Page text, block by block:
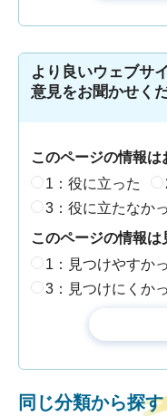
より良いウェブサ
意見をお聞かせく
このページの情報は
1：役に立った
3：役に立たなか
このページの情報は
1：見つけやすか
3：見つけにくか
同じ分類から探す